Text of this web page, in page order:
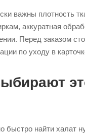
важны плотность
аккуратная
Перед заказом
по уходу в
быстро найти халат